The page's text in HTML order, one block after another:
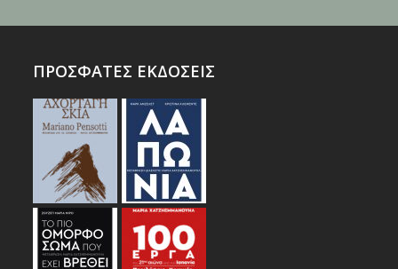
ΠΡΟΣΦΑΤΕΣ ΕΚΔΟΣΕΙΣ